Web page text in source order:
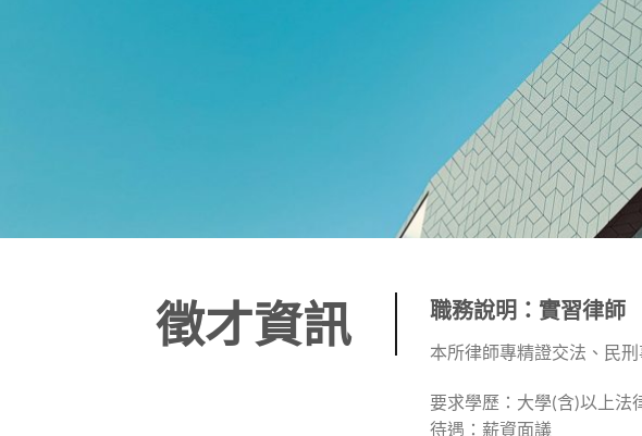
徵才資訊 職務說明：實習律師
本所律師專精證交法、民
要求學歷：大學(含)以上法
待遇：薪資面議